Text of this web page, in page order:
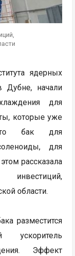
ядерных
Дубне, начали
для
которые уже
бак для
для
рассказала
инвестиций,
области.
разместится
ускоритель
Эффект